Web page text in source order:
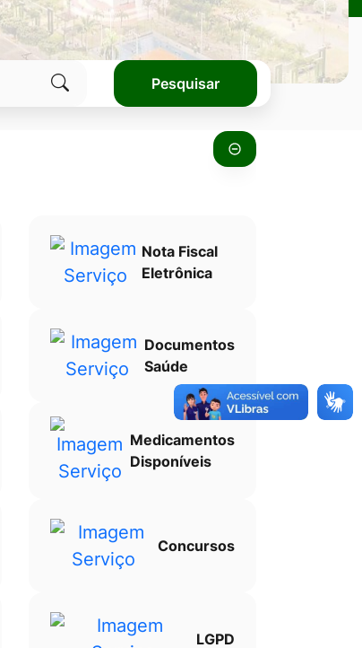
Clique
Pesquisar
Nota Fiscal
Eletrônica
Documentos
Saúde
Medicamentos
Disponíveis
Concursos
LGPD